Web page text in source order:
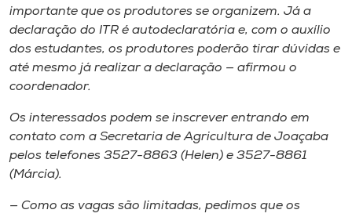
importante que os produtores se organizem. Já a
declaração do ITR é autodeclaratória e, com o auxílio
dos estudantes, os produtores poderão tirar dúvidas e
até mesmo já realizar a declaração — afirmou o
coordenador.
Os interessados podem se inscrever entrando em
contato com a Secretaria de Agricultura de Joaçaba
pelos telefones 3527-8863 (Helen) e 3527-8861
(Márcia).
— Como as vagas são limitadas, pedimos que os